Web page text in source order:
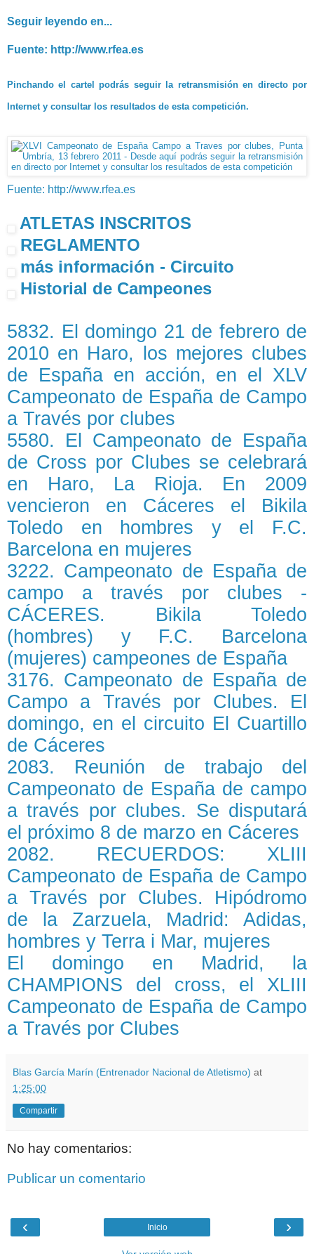
Seguir leyendo en...
Fuente: http://www.rfea.es
Pinchando el cartel podrás seguir la retransmisión en directo por
Internet y consultar los resultados de esta competición.
Fuente: http://www.rfea.es
ATLETAS INSCRITOS
REGLAMENTO
más información - Circuito
Historial de Campeones
5832. El domingo 21 de febrero de
2010 en Haro, los mejores clubes
de España en acción, en el XLV
Campeonato de España de Campo
a Través por clubes
5580. El Campeonato de España
de Cross por Clubes se celebrará
en Haro, La Rioja. En 2009
vencieron en Cáceres el Bikila
Toledo en hombres y el F.C.
Barcelona en mujeres
3222. Campeonato de España de
campo a través por clubes -
CÁCERES. Bikila Toledo
(hombres) y F.C. Barcelona
(mujeres) campeones de España
3176. Campeonato de España de
Campo a Través por Clubes. El
domingo, en el circuito El Cuartillo
de Cáceres
2083. Reunión de trabajo del
Campeonato de España de campo
a través por clubes. Se disputará
el próximo 8 de marzo en Cáceres
2082. RECUERDOS: XLIII
Campeonato de España de Campo
a Través por Clubes. Hipódromo
de la Zarzuela, Madrid: Adidas,
hombres y Terra i Mar, mujeres
El domingo en Madrid, la
CHAMPIONS del cross, el XLIII
Campeonato de España de Campo
a Través por Clubes
Blas García Marín (Entrenador Nacional de Atletismo) at
1:25:00
Compartir
No hay comentarios:
Publicar un comentario
‹ ›
Inicio